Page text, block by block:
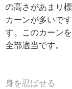
の高さがあまり
カーンが多いで
す。このカーン
全部適当です。
身を忍ばせる